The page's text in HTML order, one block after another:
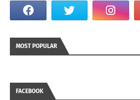
MOST POPULAR
FACEBOOK